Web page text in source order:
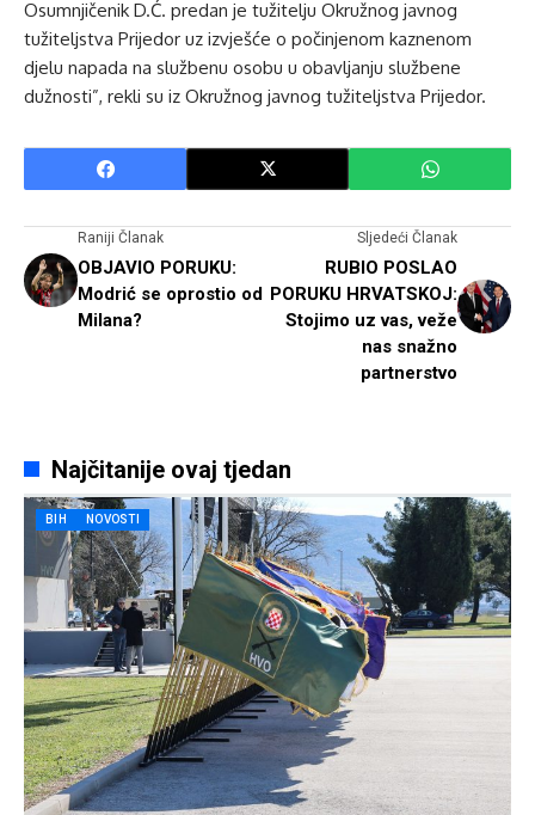
Osumnjičenik D.Ć. predan je tužitelju Okružnog javnog
tužiteljstva Prijedor uz izvješće o počinjenom kaznenom
djelu napada na službenu osobu u obavljanju službene
dužnosti”, rekli su iz Okružnog javnog tužiteljstva Prijedor.
Raniji Članak
OBJAVIO PORUKU:
Modrić se oprostio od
Milana?
Sljedeći Članak
RUBIO POSLAO
PORUKU HRVATSKOJ:
Stojimo uz vas, veže
nas snažno
partnerstvo
Najčitanije ovaj tjedan
BIH NOVOSTI